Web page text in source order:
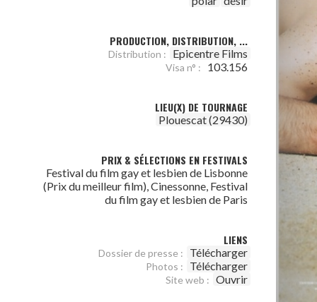
PRODUCTION, DISTRIBUTION, ...
Distribution : Epicentre Films
Visa n° : 103.156
LIEU(X) DE TOURNAGE
Plouescat (29430)
PRIX & SÉLECTIONS EN FESTIVALS
Festival du film gay et lesbien de Lisbonne
(Prix du meilleur film), Cinessonne, Festival
du film gay et lesbien de Paris
LIENS
Dossier de presse : Télécharger
Photos : Télécharger
Site web : Ouvrir